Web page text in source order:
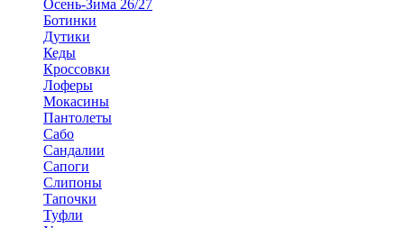
Осень-Зима 26/27
Ботинки
Дутики
Кеды
Кроссовки
Лоферы
Мокасины
Пантолеты
Сабо
Сандалии
Сапоги
Слипоны
Тапочки
Туфли